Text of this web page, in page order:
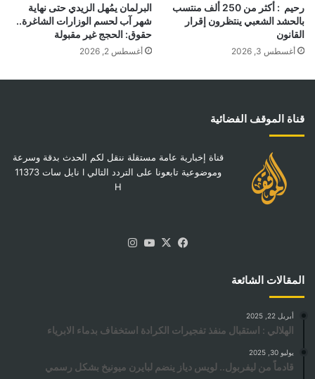
رحيم : أكثر من 250 ألف منتسب
بالحشد الشعبي ينتظرون إقرار
القانون
أغسطس 3, 2026
البرلمان يمُهل الزيدي حتى نهاية
شهر آب لحسم الوزارات الشاغرة..
حقوق: الحجج غير مقبولة
أغسطس 2, 2026
قناة الموقف الفضائية
قناة إخبارية عامة مستقلة ننقل لكم الحدث بدقة وسرعة
وموضوعية تابعونا على التردد التالي I نايل سات 11373
H
فيسبوك
‫X
‫YouTube
المقالات الشائعة
أبريل 22, 2025
الهلالي : استقبال منفذ تفجيرات الكرادة استخفاف بدماء الابرياء
يوليو 30, 2025
قادماً من ليفربول.. لويس دياز ينضم لبايرن ميونيخ بشكل رسمي